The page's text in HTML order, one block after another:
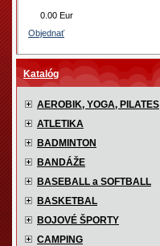
0.00 Eur
Objednať
Katalóg
AEROBIK, YOGA, PILATES
ATLETIKA
BADMINTON
BANDÁŽE
BASEBALL a SOFTBALL
BASKETBAL
BOJOVÉ ŠPORTY
CAMPING